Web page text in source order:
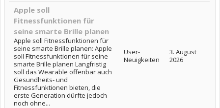
Apple soll
Fitnessfunktionen für
seine smarte Brille planen
Apple soll Fitnessfunktionen für
seine smarte Brille planen: Apple
soll Fitnessfunktionen für seine
smarte Brille planen Langfristig
soll das Wearable offenbar auch
Gesundheits- und
Fitnessfunktionen bieten, die
erste Generation dürfte jedoch
noch ohne...
User-
Neuigkeiten
3. August
2026